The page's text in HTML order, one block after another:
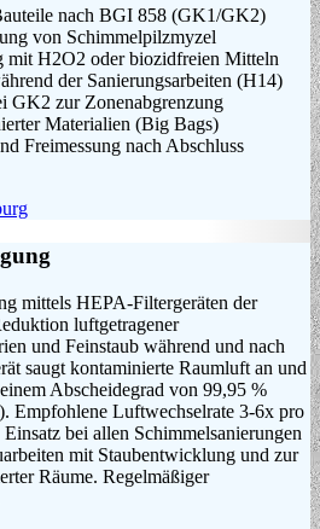
nach BGI 858 (GK1/GK2)
von Schimmelpilzmyzel
mit H2O2 oder biozidfreien Mitteln
der Sanierungsarbeiten (H14)
GK2 zur Zonenabgrenzung
Materialien (Big Bags)
Freimessung nach Abschluss
mittels HEPA-Filtergeräten der
luftgetragener
und Feinstaub während und nach
saugt kontaminierte Raumluft an und
Abscheidegrad von 99,95 %
Empfohlene Luftwechselrate 3-6x pro
bei allen Schimmelsanierungen
mit Staubentwicklung und zur
Räume. Regelmäßiger